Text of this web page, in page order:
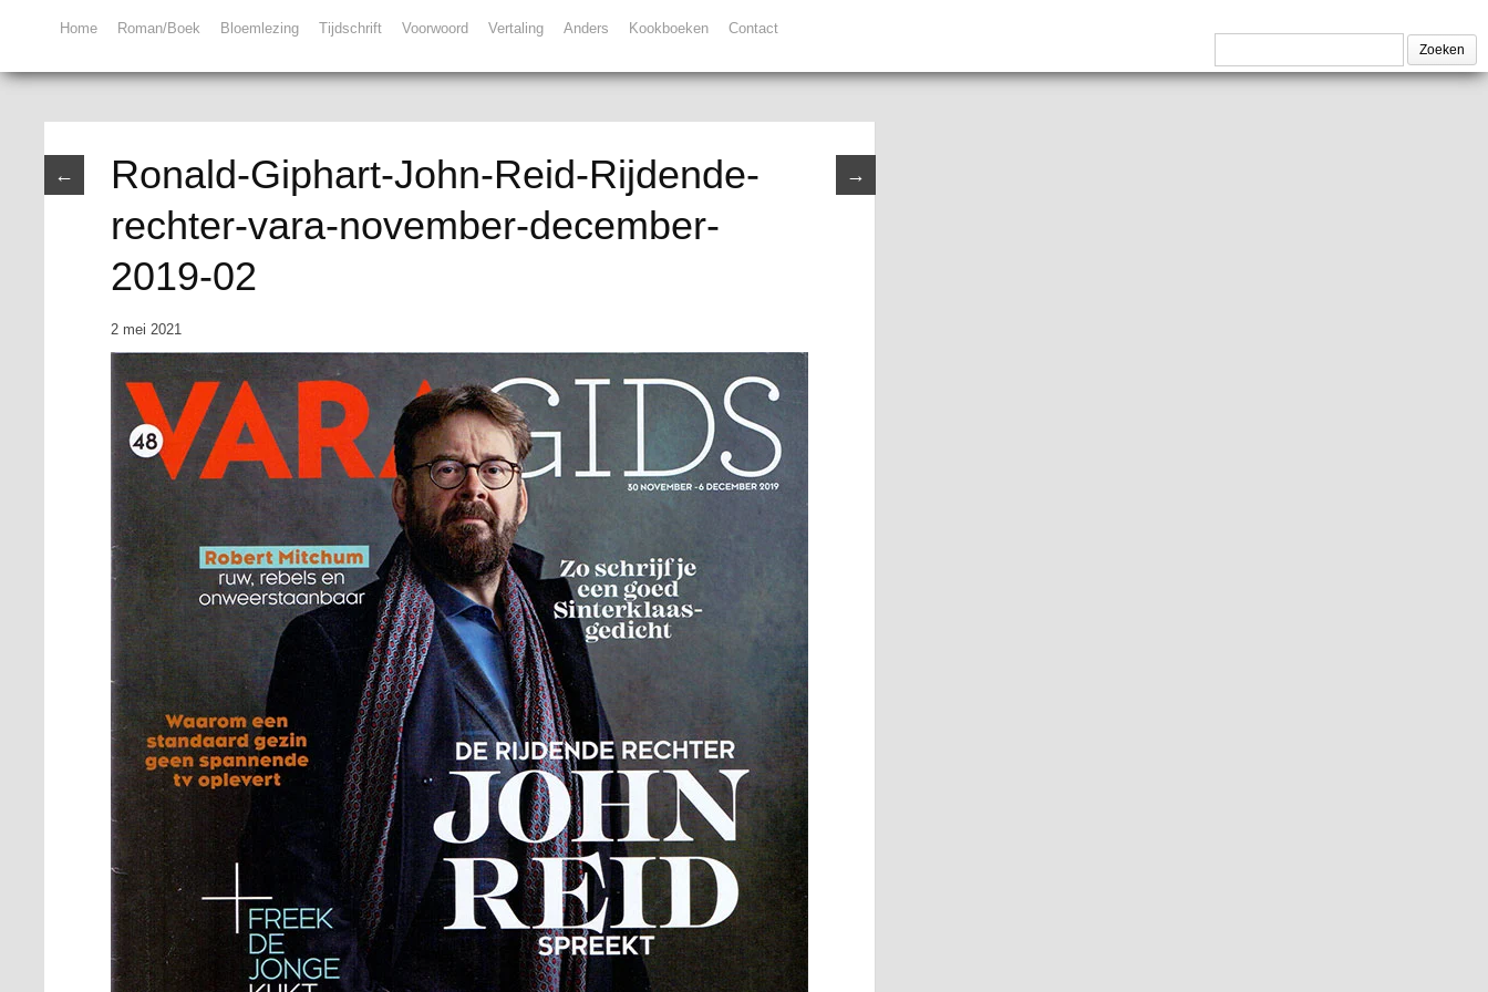
Home Roman/Boek Bloemlezing Tijdschrift Voorwoord Vertaling Anders Kookboeken Contact
← →
Ronald-Giphart-John-Reid-Rijdende-
rechter-vara-november-december-
2019-02
2 mei 2021